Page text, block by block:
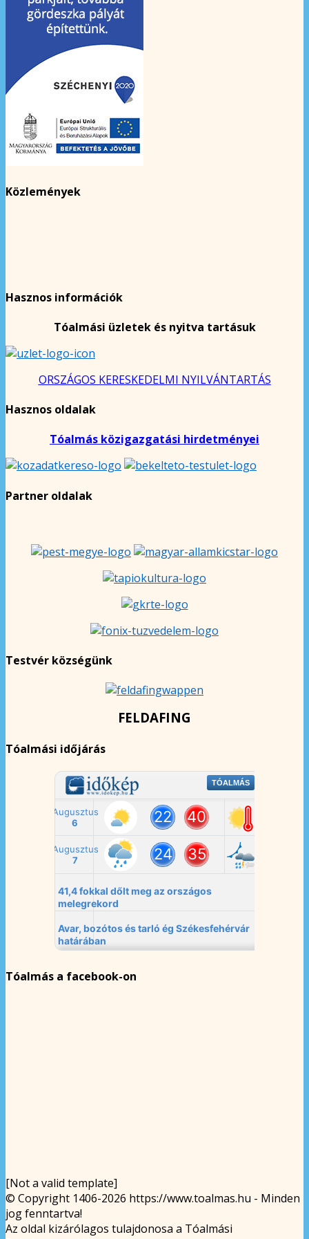
Közlemények
Hasznos információk
Tóalmási üzletek és nyitva tartásuk
ORSZÁGOS KERESKEDELMI NYILVÁNTARTÁS
Hasznos oldalak
Tóalmás közigazgatási hirdetményei
Partner oldalak
Testvér községünk
FELDAFING
Tóalmási időjárás
Tóalmás a facebook-on
[Not a valid template]
© Copyright 1406-2026 https://www.toalmas.hu - Minden
jog fenntartva!
Az oldal kizárólagos tulajdonosa a Tóalmási